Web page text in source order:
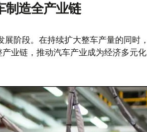
制造全产业链
阶段。在持续扩大整车产量的同时，
业链，推动汽车产业成为经济多元化